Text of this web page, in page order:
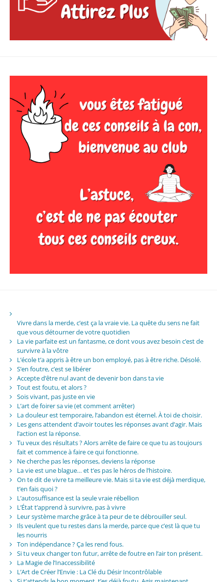
Vivre dans la merde, c’est ça la vraie vie. La quête du sens ne fait
que vous détourner de votre quotidien
La vie parfaite est un fantasme, ce dont vous avez besoin c’est de
survivre à la vôtre
L’école t’a appris à être un bon employé, pas à être riche. Désolé.
S’en foutre, c’est se libérer
Accepte d’être nul avant de devenir bon dans ta vie
Tout est foutu, et alors ?
Sois vivant, pas juste en vie
L’art de foirer sa vie (et comment arrêter)
La douleur est temporaire, l’abandon est éternel. À toi de choisir.
Les gens attendent d’avoir toutes les réponses avant d’agir. Mais
l’action est la réponse.
Tu veux des résultats ? Alors arrête de faire ce que tu as toujours
fait et commence à faire ce qui fonctionne.
Ne cherche pas les réponses, deviens la réponse
La vie est une blague… et t’es pas le héros de l’histoire.
On te dit de vivre ta meilleure vie. Mais si ta vie est déjà merdique,
t’en fais quoi ?
L’autosuffisance est la seule vraie rébellion
L’État t’apprend à survivre, pas à vivre
Leur système marche grâce à ta peur de te débrouiller seul.
Ils veulent que tu restes dans la merde, parce que c’est là que tu
les nourris
Ton indépendance ? Ça les rend fous.
Si tu veux changer ton futur, arrête de foutre en l’air ton présent.
La Magie de l’Inaccessibilité
L’Art de Créer l’Envie : La Clé du Désir Incontrôlable